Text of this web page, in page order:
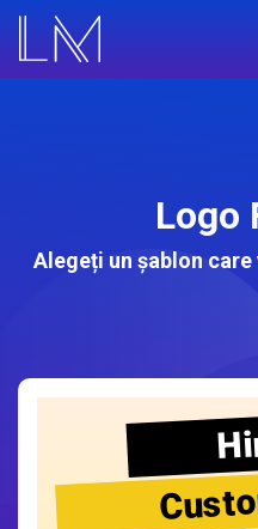
Logo
Alegeți un șablon